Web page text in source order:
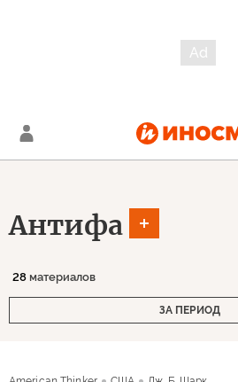
Антифа
28 материалов
ЗА ПЕРИОД